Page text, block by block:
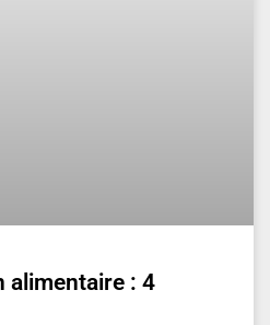
alimentaire : 4